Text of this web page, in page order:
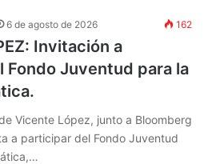
6 de agosto de 2026 162
Invitación a
Juventud para la
Vicente López, junto a Bloomberg
a participar del Fondo Juventud